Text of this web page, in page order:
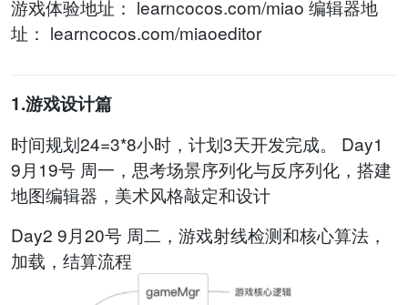
游戏体验地址： learncocos.com/miao 编辑器地
址： learncocos.com/miaoeditor
1.游戏设计篇
时间规划24=3*8小时，计划3天开发完成。 Day1
9月19号 周一，思考场景序列化与反序列化，搭建
地图编辑器，美术风格敲定和设计
Day2 9月20号 周二，游戏射线检测和核心算法，
加载，结算流程